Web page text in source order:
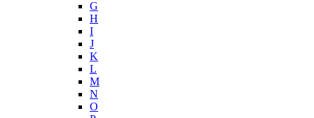
G
H
I
J
K
L
M
N
O